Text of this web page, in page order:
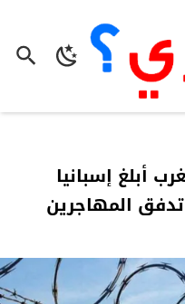
أبلغ إسبانيا
المهاجرين